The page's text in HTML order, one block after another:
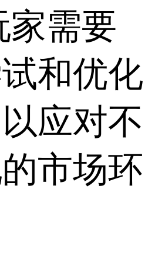
家需要
和优化
应对不
市场环